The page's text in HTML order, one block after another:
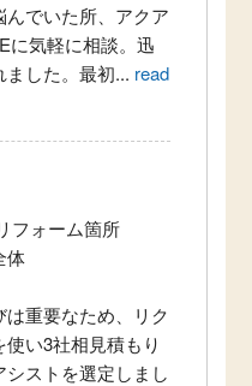
でいた所、アクア
に気軽に相談。迅
ました。最初... read
フォーム箇所
体
重要なため、リク
い3社相見積もり
シストを選定しまし